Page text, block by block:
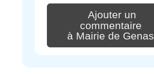
Ajouter un
commentaire
à Mairie de Genas